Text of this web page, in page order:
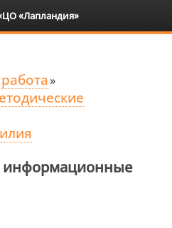
»
информационные
«Лапландия»